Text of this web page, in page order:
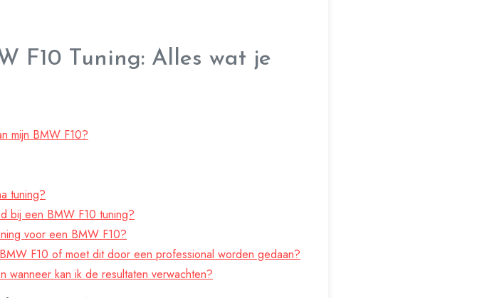
F10 Tuning: Alles wat je
mijn BMW F10?
tuning?
bij een BMW F10 tuning?
voor een BMW F10?
F10 of moet dit door een professional worden gedaan?
kan ik de resultaten verwachten?